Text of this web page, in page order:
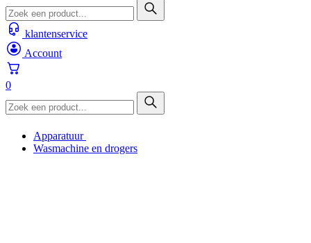
klantenservice
Account
0
Apparatuur
Wasmachine en drogers